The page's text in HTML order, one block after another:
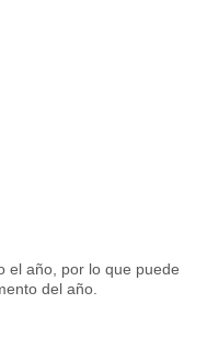
el año, por lo que puede
del año.